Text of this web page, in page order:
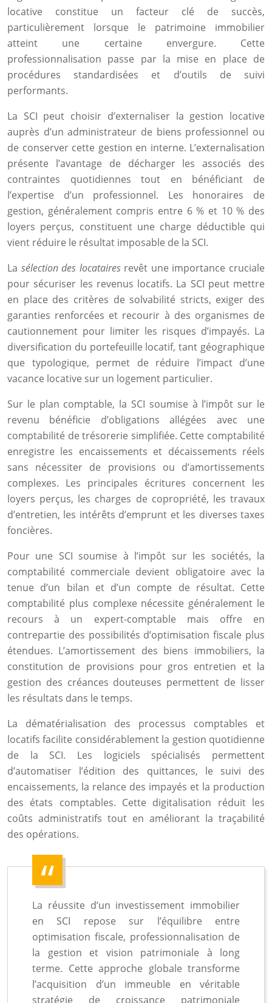
locative constitue un facteur clé de succès,
particulièrement lorsque le patrimoine immobilier
atteint une certaine envergure. Cette
professionnalisation passe par la mise en place de
procédures standardisées et d’outils de suivi
performants.
La SCI peut choisir d’externaliser la gestion locative
auprès d’un administrateur de biens professionnel ou
de conserver cette gestion en interne. L’externalisation
présente l’avantage de décharger les associés des
contraintes quotidiennes tout en bénéficiant de
l’expertise d’un professionnel. Les honoraires de
gestion, généralement compris entre 6 % et 10 % des
loyers perçus, constituent une charge déductible qui
vient réduire le résultat imposable de la SCI.
La sélection des locatairesrevêt une importance cruciale
pour sécuriser les revenus locatifs. La SCI peut mettre
en place des critères de solvabilité stricts, exiger des
garanties renforcées et recourir à des organismes de
cautionnement pour limiter les risques d’impayés. La
diversification du portefeuille locatif, tant géographique
que typologique, permet de réduire l’impact d’une
vacance locative sur un logement particulier.
Sur le plan comptable, la SCI soumise à l’impôt sur le
revenu bénéficie d’obligations allégées avec une
comptabilité de trésorerie simplifiée. Cette comptabilité
enregistre les encaissements et décaissements réels
sans nécessiter de provisions ou d’amortissements
complexes. Les principales écritures concernent les
loyers perçus, les charges de copropriété, les travaux
d’entretien, les intérêts d’emprunt et les diverses taxes
foncières.
Pour une SCI soumise à l’impôt sur les sociétés, la
comptabilité commerciale devient obligatoire avec la
tenue d’un bilan et d’un compte de résultat. Cette
comptabilité plus complexe nécessite généralement le
recours à un expert-comptable mais offre en
contrepartie des possibilités d’optimisation fiscale plus
étendues. L’amortissement des biens immobiliers, la
constitution de provisions pour gros entretien et la
gestion des créances douteuses permettent de lisser
les résultats dans le temps.
La dématérialisation des processus comptables et
locatifs facilite considérablement la gestion quotidienne
de la SCI. Les logiciels spécialisés permettent
d’automatiser l’édition des quittances, le suivi des
encaissements, la relance des impayés et la production
des états comptables. Cette digitalisation réduit les
coûts administratifs tout en améliorant la traçabilité
des opérations.
La réussite d’un investissement immobilier
en SCI repose sur l’équilibre entre
optimisation fiscale, professionnalisation de
la gestion et vision patrimoniale à long
terme. Cette approche globale transforme
l’acquisition d’un immeuble en véritable
stratégie de croissance patrimoniale